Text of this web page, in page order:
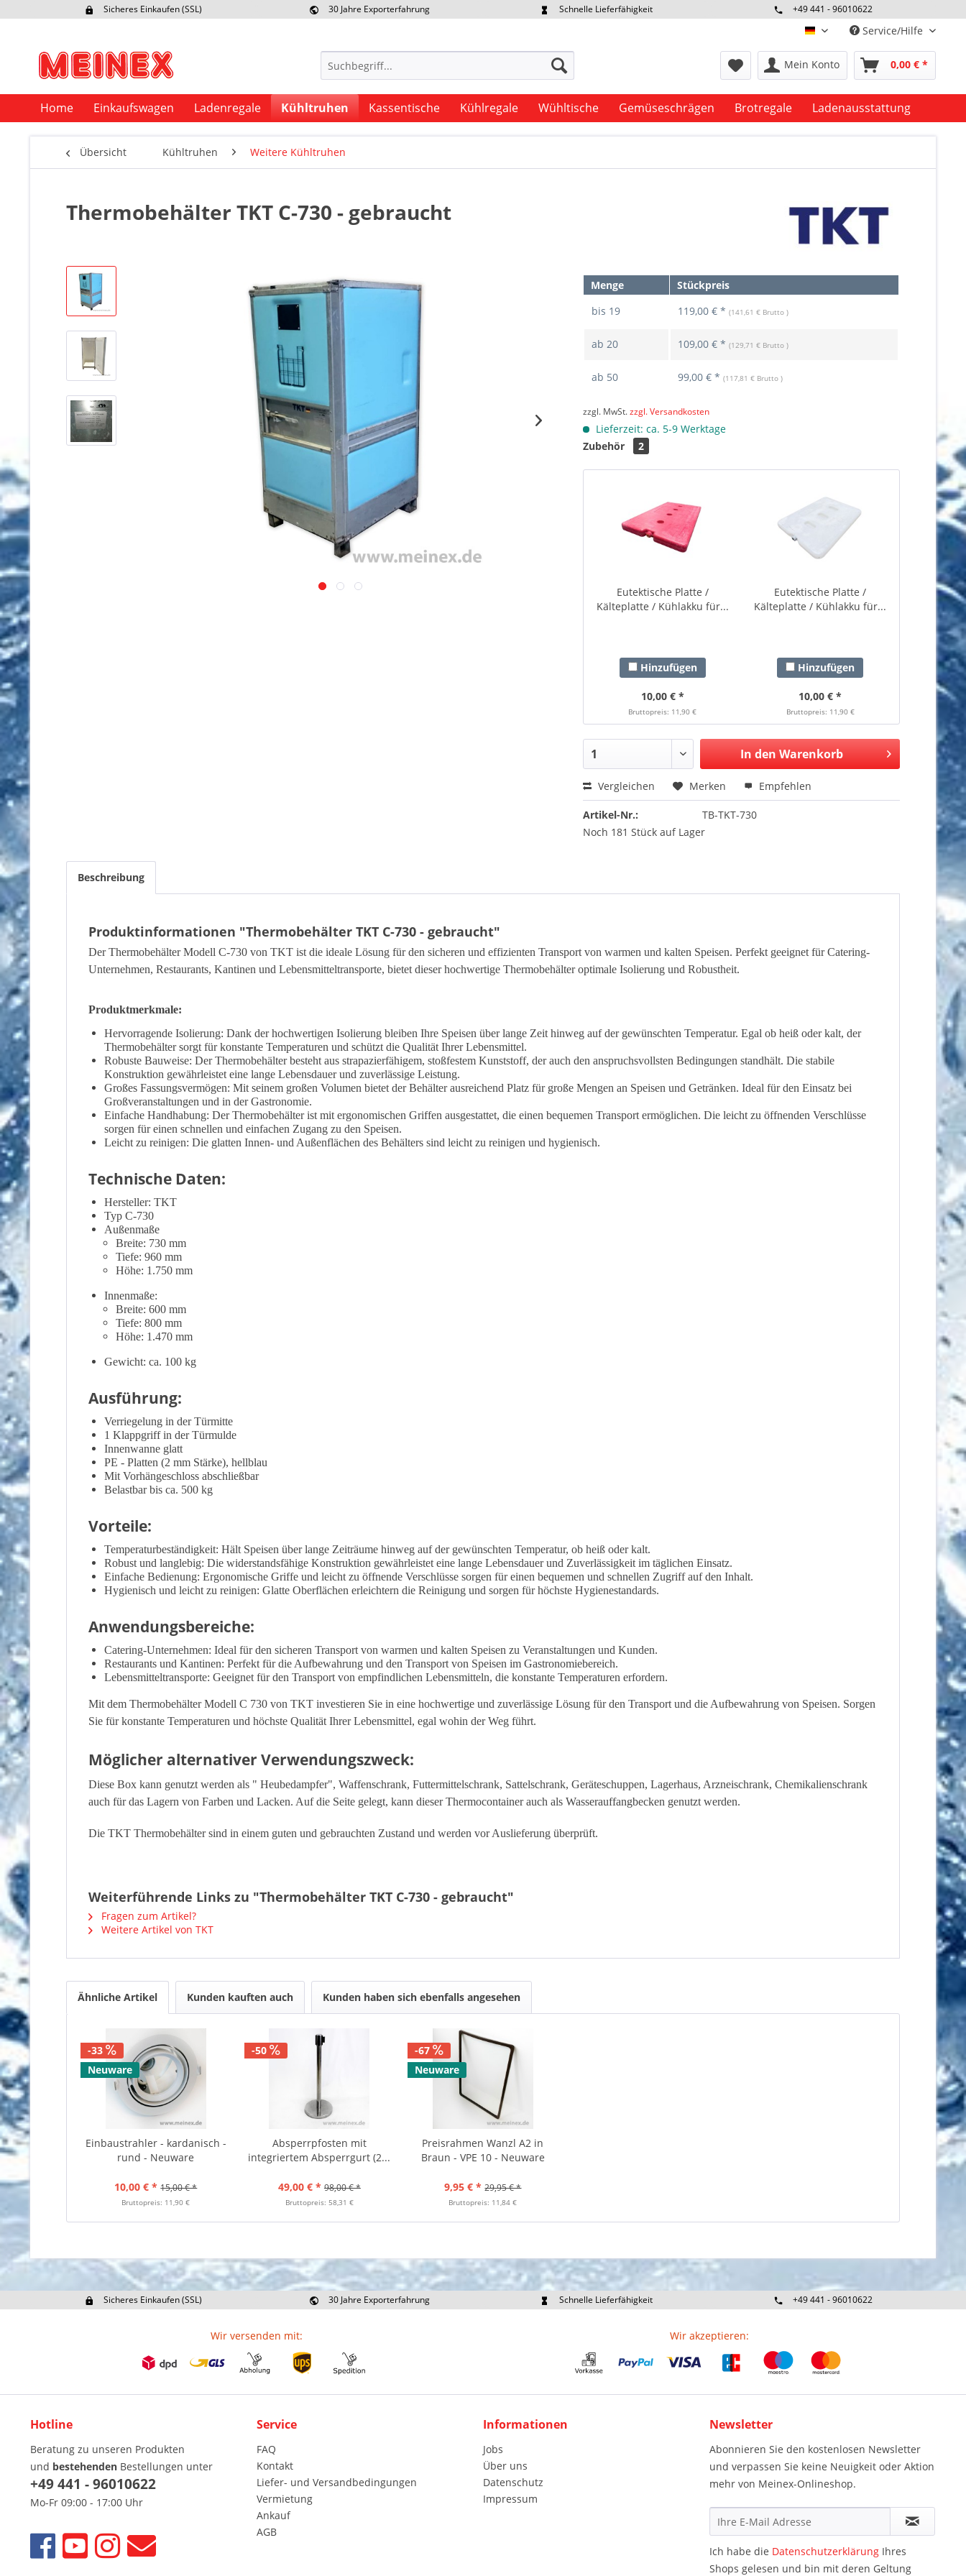
Sicheres Einkaufen (SSL)
30 Jahre Exporterfahrung
Schnelle Lieferfähigkeit
+49 441 - 96010622
deutsch Service/Hilfe
Mein Konto 0,00 € *
Home Einkaufswagen Ladenregale Kühltruhen Kassentische Kühlregale Wühltische Gemüseschrägen Brotregale Ladenausstattung
Übersicht Kühltruhen Weitere Kühltruhen
Thermobehälter TKT C-730 - gebraucht
Menge
Stückpreis
bis 19 119,00 € *(141,61 € Brutto )
ab20 109,00 € *(129,71 € Brutto )
ab 50 99,00 € *(117,81 € Brutto )
zzgl. MwSt.zzgl. Versandkosten
Lieferzeit: ca. 5-9 Werktage
Zubehör
2
Eutektische Platte /
Kälteplatte / Kühlakku für...
Hinzufügen
10,00 € *
Bruttopreis: 11,90 €
Eutektische Platte /
Kälteplatte / Kühlakku für...
Hinzufügen
10,00 € *
Bruttopreis: 11,90 €
In den Warenkorb
Vergleichen Merken Empfehlen
Artikel-Nr.:
TB-TKT-730
Noch 181 Stück auf Lager
Beschreibung
Produktinformationen "Thermobehälter TKT C-730 - gebraucht"
Der Thermobehälter Modell C-730 von TKT ist die ideale Lösung für den sicheren und effizienten Transport von warmen und kalten Speisen. Perfekt geeignet für Catering-
Unternehmen, Restaurants, Kantinen und Lebensmitteltransporte, bietet dieser hochwertige Thermobehälter optimale Isolierung und Robustheit.
Produktmerkmale:
Hervorragende Isolierung: Dank der hochwertigen Isolierung bleiben Ihre Speisen über lange Zeit hinweg auf der gewünschten Temperatur. Egal ob heiß oder kalt, der
Thermobehälter sorgt für konstante Temperaturen und schützt die Qualität Ihrer Lebensmittel.
Robuste Bauweise: Der Thermobehälter besteht aus strapazierfähigem, stoßfestem Kunststoff, der auch den anspruchsvollsten Bedingungen standhält. Die stabile
Konstruktion gewährleistet eine lange Lebensdauer und zuverlässige Leistung.
Großes Fassungsvermögen: Mit seinem großen Volumen bietet der Behälter ausreichend Platz für große Mengen an Speisen und Getränken. Ideal für den Einsatz bei
Großveranstaltungen und in der Gastronomie.
Einfache Handhabung: Der Thermobehälter ist mit ergonomischen Griffen ausgestattet, die einen bequemen Transport ermöglichen. Die leicht zu öffnenden Verschlüsse
sorgen für einen schnellen und einfachen Zugang zu den Speisen.
Leicht zu reinigen: Die glatten Innen- und Außenflächen des Behälters sind leicht zu reinigen und hygienisch.
Technische Daten:
Hersteller: TKT
Typ C-730
Außenmaße
Breite: 730 mm
Tiefe: 960 mm
Höhe: 1.750 mm
Innenmaße:
Breite: 600 mm
Tiefe: 800 mm
Höhe: 1.470 mm
Gewicht: ca. 100 kg
Ausführung:
Verriegelung in der Türmitte
1 Klappgriff in der Türmulde
Innenwanne glatt
PE - Platten (2 mm Stärke), hellblau
Mit Vorhängeschloss abschließbar
Belastbar bis ca. 500 kg
Vorteile:
Temperaturbeständigkeit: Hält Speisen über lange Zeiträume hinweg auf der gewünschten Temperatur, ob heiß oder kalt.
Robust und langlebig: Die widerstandsfähige Konstruktion gewährleistet eine lange Lebensdauer und Zuverlässigkeit im täglichen Einsatz.
Einfache Bedienung: Ergonomische Griffe und leicht zu öffnende Verschlüsse sorgen für einen bequemen und schnellen Zugriff auf den Inhalt.
Hygienisch und leicht zu reinigen: Glatte Oberflächen erleichtern die Reinigung und sorgen für höchste Hygienestandards.
Anwendungsbereiche:
Catering-Unternehmen: Ideal für den sicheren Transport von warmen und kalten Speisen zu Veranstaltungen und Kunden.
Restaurants und Kantinen: Perfekt für die Aufbewahrung und den Transport von Speisen im Gastronomiebereich.
Lebensmitteltransporte: Geeignet für den Transport von empfindlichen Lebensmitteln, die konstante Temperaturen erfordern.
Mit dem Thermobehälter Modell C 730 von TKT investieren Sie in eine hochwertige und zuverlässige Lösung für den Transport und die Aufbewahrung von Speisen. Sorgen
Sie für konstante Temperaturen und höchste Qualität Ihrer Lebensmittel, egal wohin der Weg führt.
Möglicher alternativer Verwendungszweck:
Diese Box kann genutzt werden als " Heubedampfer", Waffenschrank, Futtermittelschrank, Sattelschrank, Geräteschuppen, Lagerhaus, Arzneischrank, Chemikalienschrank
auch für das Lagern von Farben und Lacken. Auf die Seite gelegt, kann dieser Thermocontainer auch als Wasserauffangbecken genutzt werden.
Die TKT Thermobehälter sind in einem guten und gebrauchten Zustand und werden vor Auslieferung überprüft.
Weiterführende Links zu "Thermobehälter TKT C-730 - gebraucht"
Fragen zum Artikel?
Weitere Artikel von TKT
Ähnliche Artikel Kunden kauften auch Kunden haben sich ebenfalls angesehen
-33
Neuware
Einbaustrahler - kardanisch -
rund - Neuware
10,00 € * 15,00 € *
Bruttopreis: 11,90 €
-50
Absperrpfosten mit
integriertem Absperrgurt (2...
49,00 € * 98,00 € *
Bruttopreis: 58,31 €
-67
Neuware
Preisrahmen Wanzl A2 in
Braun - VPE 10 - Neuware
9,95 € * 29,95 € *
Bruttopreis: 11,84 €
Sicheres Einkaufen (SSL)
30 Jahre Exporterfahrung
Schnelle Lieferfähigkeit
+49 441 - 96010622
Wir versenden mit: Wir akzeptieren:
Hotline
Beratung zu unseren Produkten
und bestehenden Bestellungen unter
+49 441 - 96010622
Mo-Fr 09:00 - 17:00 Uhr
Service
FAQ
Kontakt
Liefer- und Versandbedingungen
Vermietung
Ankauf
AGB
Informationen
Jobs
Über uns
Datenschutz
Impressum
Newsletter
Abonnieren Sie den kostenlosen Newsletter
und verpassen Sie keine Neuigkeit oder Aktion
mehr von Meinex-Onlineshop.
Ich habe die Datenschutzerklärung Ihres
Shops gelesen und bin mit deren Geltung